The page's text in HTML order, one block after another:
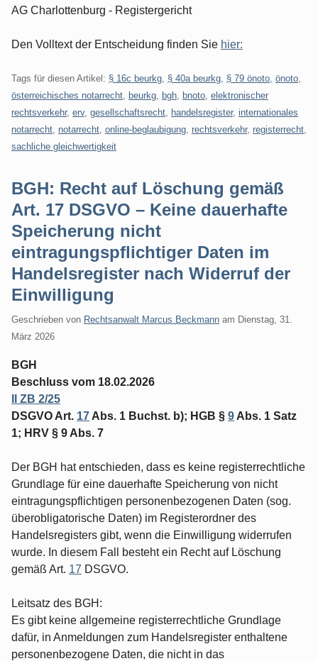
AG Charlottenburg - Registergericht
Den Volltext der Entscheidung finden Sie hier:
Tags für diesen Artikel: § 16c beurkg § 40a beurkg § 79 önoto önoto
österreichisches notarrecht
beurkg bgh bnoto elektronischer
rechtsverkehr, erv, gesellschaftsrecht handelsregister, internationales
notarrecht notarrecht online-beglaubigung rechtsverkehr, registerrecht
sachliche gleichwertigkeit
BGH: Recht auf Löschung gemäß
Art. 17 DSGVO – Keine dauerhafte
Speicherung nicht
eintragungspflichtiger Daten im
Handelsregister nach Widerruf der
Einwilligung
Geschrieben von Rechtsanwalt Marcus Beckmann am Dienstag, 31.
März 2026
BGH
Beschluss vom 18.02.2026
II ZB 2/25
DSGVO Art. 17 Abs. 1 Buchst. b); HGB § 9 Abs. 1 Satz
1; HRV § 9 Abs. 7
Der BGH hat entschieden, dass es keine registerrechtliche
Grundlage für eine dauerhafte Speicherung von nicht
eintragungspflichtigen personenbezogenen Daten (sog.
überobligatorische Daten) im Registerordner des
Handelsregisters gibt, wenn die Einwilligung widerrufen
wurde. In diesem Fall besteht ein Recht auf Löschung
gemäß Art. 17 DSGVO.
Leitsatz des BGH:
Es gibt keine allgemeine registerrechtliche Grundlage
dafür, in Anmeldungen zum Handelsregister enthaltene
personenbezogene Daten, die nicht in das